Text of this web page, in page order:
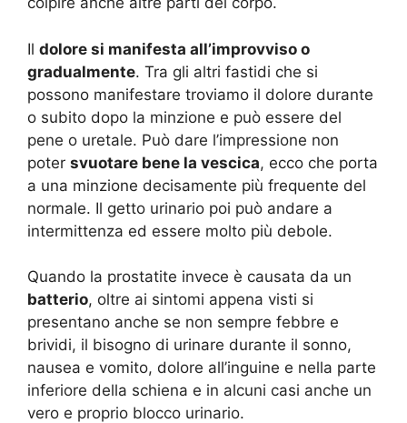
Il dolore si manifesta all’improvviso o
gradualmente. Tra gli altri fastidi che si
possono manifestare troviamo il dolore durante
o subito dopo la minzione e può essere del
pene o uretale. Può dare l’impressione non
poter svuotare bene la vescica, ecco che porta
a una minzione decisamente più frequente del
normale. Il getto urinario poi può andare a
intermittenza ed essere molto più debole.
Quando la prostatite invece è causata da un
batterio, oltre ai sintomi appena visti si
presentano anche se non sempre febbre e
brividi, il bisogno di urinare durante il sonno,
nausea e vomito, dolore all’inguine e nella parte
inferiore della schiena e in alcuni casi anche un
vero e proprio blocco urinario.